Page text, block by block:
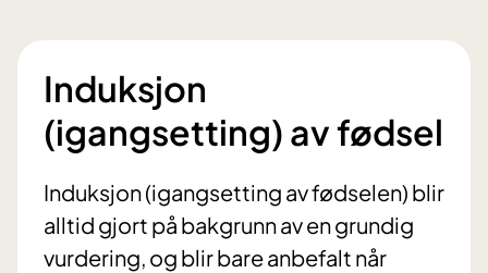
Induksjon
(igangsetting) av fødsel
Induksjon (igangsetting av fødselen) blir
alltid gjort på bakgrunn av en grundig
vurdering, og blir bare anbefalt når